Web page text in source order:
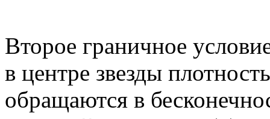
Второе граничное
в центре звезды
обращаются в